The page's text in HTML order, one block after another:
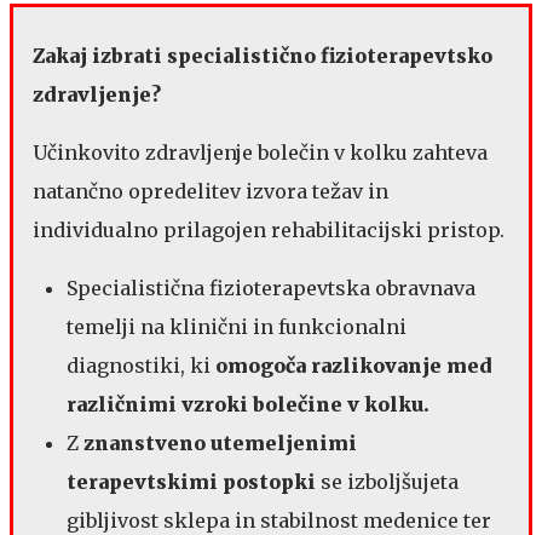
Zakaj izbrati specialistično fizioterapevtsko
zdravljenje?
Učinkovito zdravljenje bolečin v kolku zahteva
natančno opredelitev izvora težav in
individualno prilagojen rehabilitacijski pristop.
Specialistična fizioterapevtska obravnava
temelji na klinični in funkcionalni
diagnostiki, ki omogoča razlikovanje med
različnimi vzroki bolečine v kolku.
Z znanstveno utemeljenimi
terapevtskimi postopki se izboljšujeta
gibljivost sklepa in stabilnost medenice ter